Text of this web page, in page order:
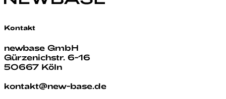
Kontakt
newbase GmbH
Gürzenichstr. 6-16
50667 Köln
kontakt@new-base.de